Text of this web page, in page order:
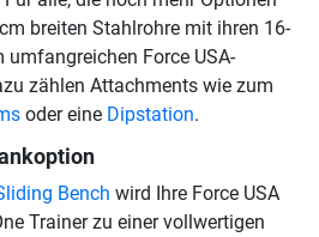
breiten Stahlrohre mit ihren 16-
Force USA-
zählen Attachments wie zum
oder eine Dipstation.
Bench wird Ihre Force USA
Trainer zu einer vollwertigen